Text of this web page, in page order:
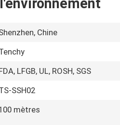
Chine
LFGB, UL, ROSH, SGS
SSH02
mètres